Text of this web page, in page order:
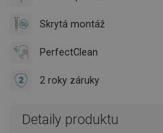
Skrytá montáž
PerfectClean
2 roky záruky
Detaily produktu